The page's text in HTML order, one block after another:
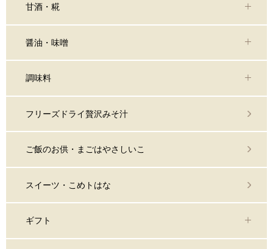
甘酒・糀
醤油・味噌
調味料
フリーズドライ贅沢みそ汁
ご飯のお供・まごはやさしいこ
スイーツ・こめトはな
ギフト